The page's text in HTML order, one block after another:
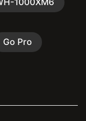
1000XM6
Go Pro